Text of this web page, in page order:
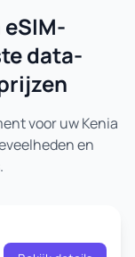
data-
voor uw Kenia
en